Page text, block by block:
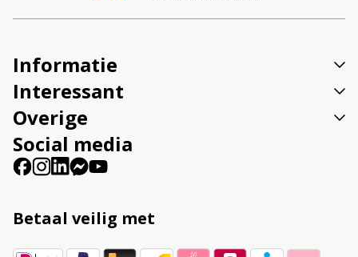
:
Informatie
Interessant
Overige
Social media
Betaal veilig met